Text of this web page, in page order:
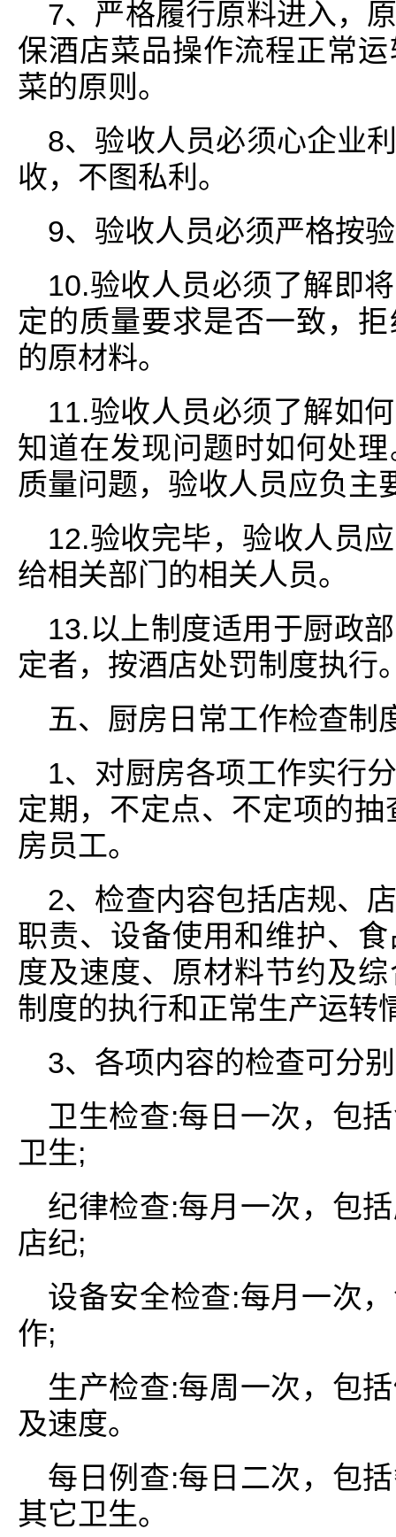
7、严格履行原料进入，
保酒店菜品操作流程正常
菜的原则。
8、验收人员必须心企业
收，不图私利。
9、验收人员必须严格按
10.验收人员必须了解即
定的质量要求是否一致，
的原材料。
11.验收人员必须了解如
知道在发现问题时如何处
质量问题，验收人员应负主
12.验收完毕，验收人员
给相关部门的相关人员。
13.以上制度适用于厨政
定者，按酒店处罚制度执行
五、厨房日常工作检查制
1、对厨房各项工作实行
定期，不定点、不定项的
房员工。
2、检查内容包括店规、
职责、设备使用和维护、
度及速度、原材料节约及
制度的执行和正常生产运转
3、各项内容的检查可分
卫生检查:每日一次，包
卫生;
纪律检查:每月一次，包
店纪;
设备安全检查:每月一次
作;
生产检查:每周一次，包
及速度。
每日例查:每日二次，包
其它卫生。